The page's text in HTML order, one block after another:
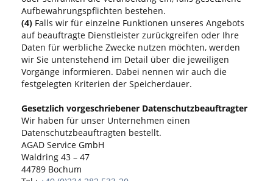
Aufbewahrungspflichten bestehen.
(4) Falls wir für einzelne Funktionen unseres Angebots
auf beauftragte Dienstleister zurückgreifen oder Ihre
Daten für werbliche Zwecke nutzen möchten, werden
wir Sie untenstehend im Detail über die jeweiligen
Vorgänge informieren. Dabei nennen wir auch die
festgelegten Kriterien der Speicherdauer.
Gesetzlich vorgeschriebener Datenschutzbeauftragter
Wir haben für unser Unternehmen einen
Datenschutzbeauftragten bestellt.
AGAD Service GmbH
Waldring 43 – 47
44789 Bochum